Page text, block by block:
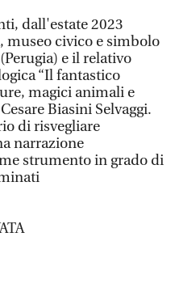
dall'estate 2023
museo civico e simbolo
e il relativo
“Il fantastico
magici animali e
Biasini Selvaggi.
di risvegliare
narrazione
strumento in grado di